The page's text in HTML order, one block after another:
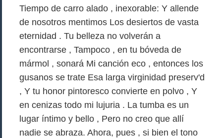
Tiempo de carro alado , inexorable: Y allende
de nosotros mentimos Los desiertos de vasta
eternidad . Tu belleza no volverán a
encontrarse , Tampoco , en tu bóveda de
mármol , sonará Mi canción eco , entonces los
gusanos se trate Esa larga virginidad preserv'd
, Y tu honor pintoresco convierte en polvo , Y
en cenizas todo mi lujuria . La tumba es un
lugar íntimo y bello , Pero no creo que allí
nadie se abraza. Ahora, pues , si bien el tono